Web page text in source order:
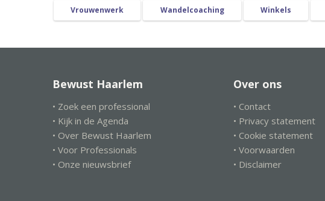
Vrouwenwerk Wandelcoaching Winkels
Bewust Haarlem
• Zoek een professional
• Kijk in de Agenda
• Over Bewust Haarlem
• Voor Professionals
• Onze nieuwsbrief
Over ons
• Contact
• Privacy statement
• Cookie statement
• Voorwaarden
• Disclaimer